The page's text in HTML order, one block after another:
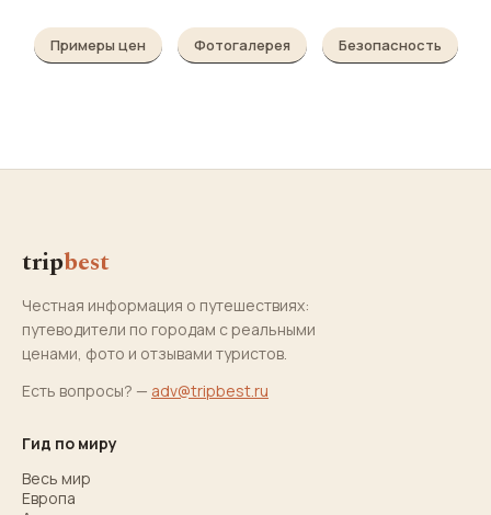
Примеры цен Фотогалерея Безопасность
tripbest
Честная информация о путешествиях:
путеводители по городам с реальными
ценами, фото и отзывами туристов.
Есть вопросы? — adv@tripbest.ru
Гид по миру
Весь мир
Европа